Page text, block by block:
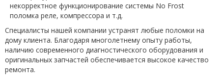
некорректное функционирование системы No Frost
поломка реле, компрессора и т.д.
Специалисты нашей компании устранят любые поломки на
дому клиента. Благодаря многолетнему опыту работы,
наличию современного диагностического оборудования и
оригинальных запчастей обеспечивается высокое качество
ремонта.